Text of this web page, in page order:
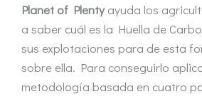
Planet of Plentyayuda los
a saber cuál es la Huella de
sus explotaciones para de esta
sobre ella. Para conseguirlo
metodología basada en cuatro